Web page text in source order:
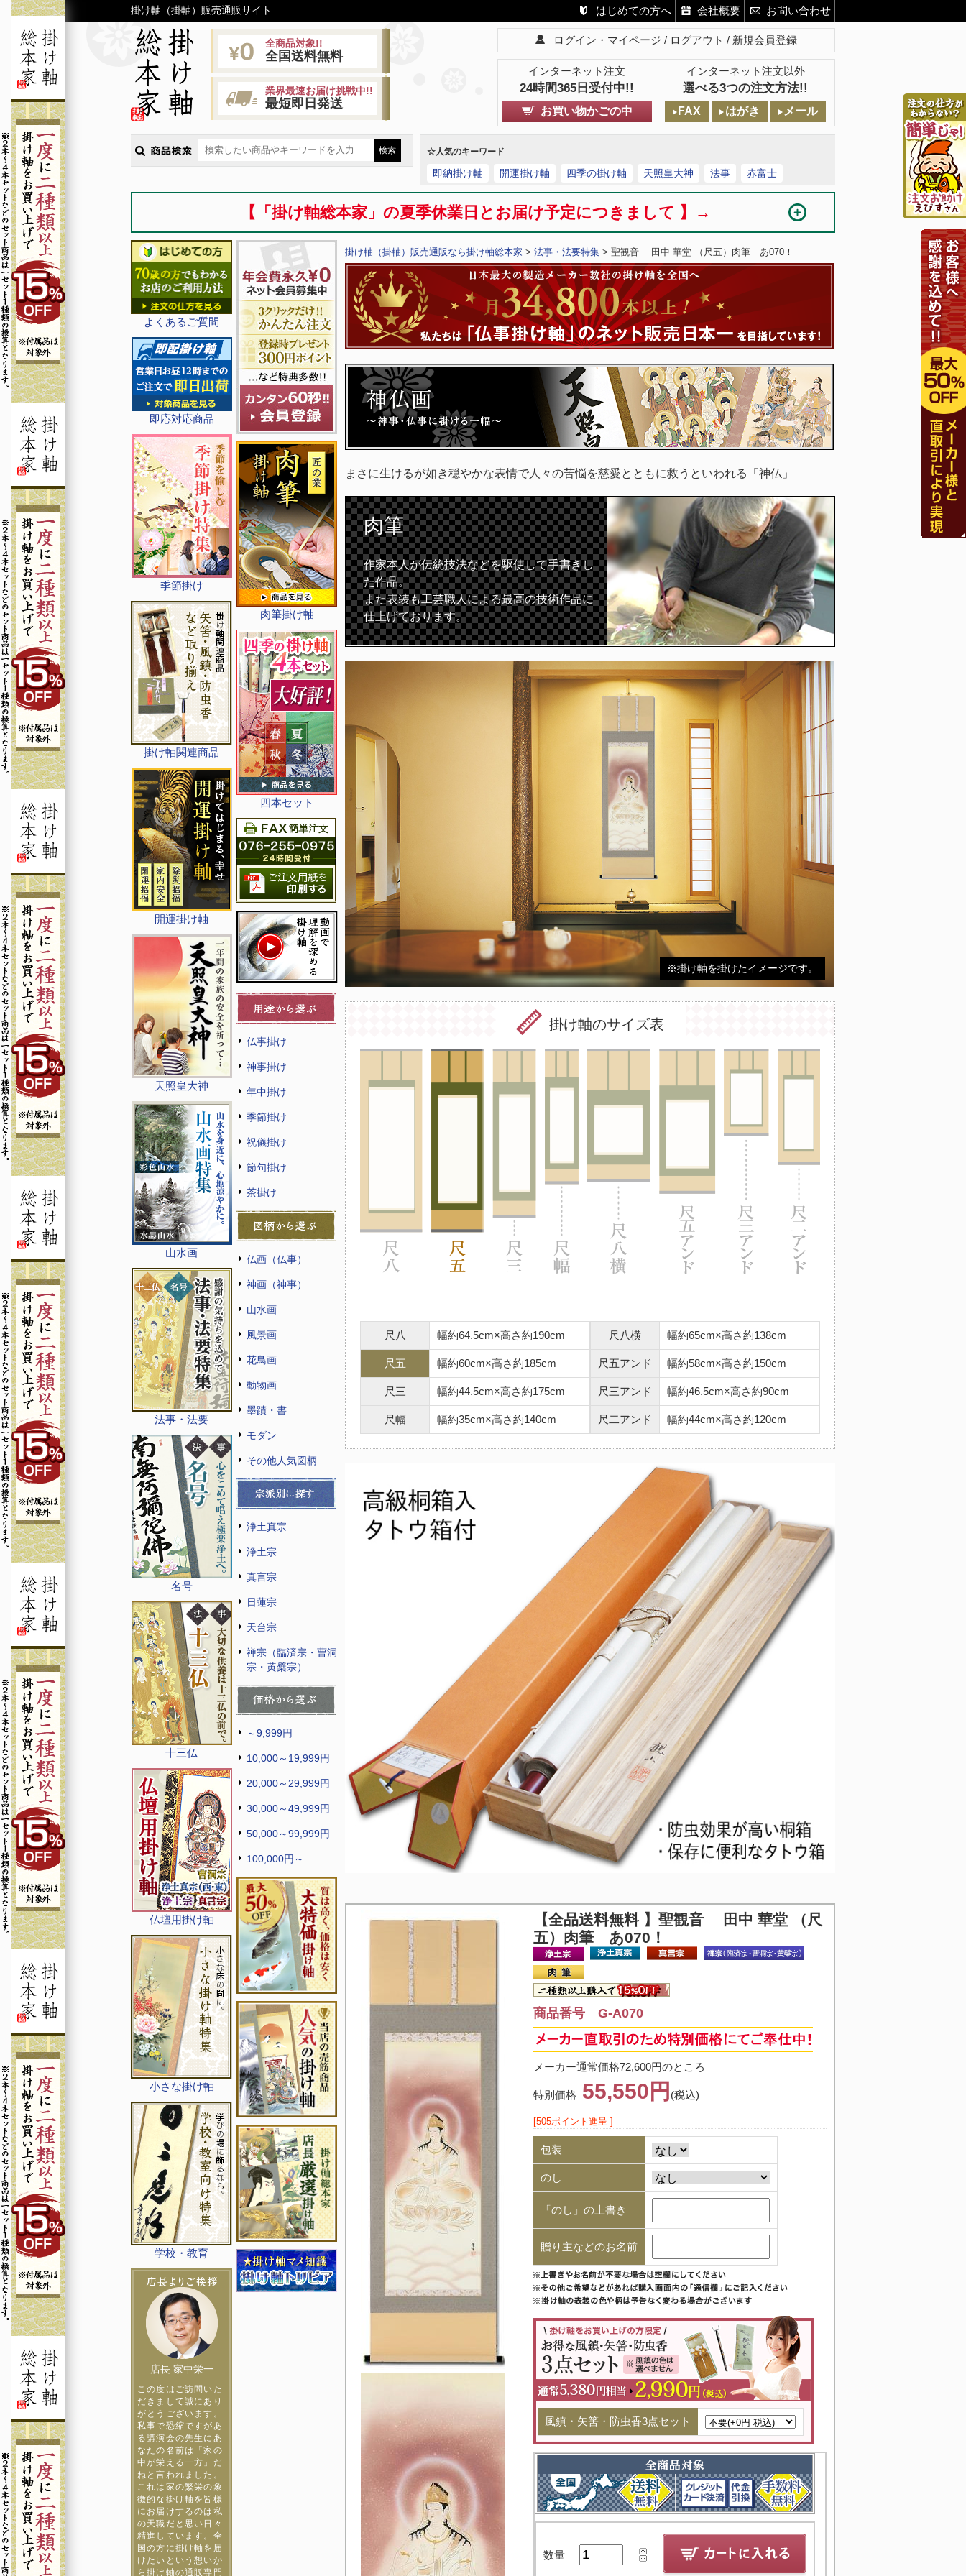
掛け軸（掛軸）販売通販サイト はじめての方へ 会社概要 お問い合わせ
全商品対象!!
全国送料無料
業界最速お届け挑戦中!!
最短即日発送
ログイン・マイページ ログアウト 新規会員登録
インターネット注文
24時間365日受付中!!
インターネット注文以外
選べる3つの注文方法!!
お買い物かごの中 FAX はがき メール
☆人気のキーワード
即納掛け軸 開運掛け軸 四季の掛け軸 天照皇大神 法事 赤富士
【「掛け軸総本家」の夏季休業日とお届け予定につきまして 】→
よくあるご質問
即応対応商品
季節掛け
掛け軸関連商品
開運掛け軸
天照皇大神
山水画
法事・法要
名号
十三仏
仏壇用掛け軸
小さな掛け軸
学校・教育
店長 家中栄一
この度はご訪問いた
だきまして誠にあり
がとうございます。
私事で恐縮ですがあ
る講演会の先生にあ
なたの名前は「家の
中が栄える一方」だ
ねと言われました。
これは家の繁栄の象
徴的な掛け軸を皆様
にお届けするのは私
の天職だと思い日々
精進しています。全
国の方に掛け軸を届
けたいという想いか
ら掛け軸の通販専門
肉筆掛け軸
四本セット
仏事掛け
神事掛け
年中掛け
季節掛け
祝儀掛け
節句掛け
茶掛け
仏画（仏事）
神画（神事）
山水画
風景画
花鳥画
動物画
墨蹟・書
モダン
その他人気図柄
浄土真宗
浄土宗
真言宗
日蓮宗
天台宗
禅宗（臨済宗・曹洞
宗・黄檗宗）
～9,999円
10,000～19,999円
20,000～29,999円
30,000～49,999円
50,000～99,999円
100,000円～
掛け軸（掛軸）販売通販なら掛け軸総本家 > 法事・法要特集 > 聖観音 田中 華堂 （尺五）肉筆 あ070！
まさに生けるが如き穏やかな表情で人々の苦悩を慈愛とともに救うといわれる「神仏」
肉筆
作家本人が伝統技法などを駆使して手書きし
た作品。
また表装も工芸職人による最高の技術作品に
仕上げております。
※掛け軸を掛けたイメージです。
掛け軸のサイズ表
尺八 幅約64.5cm×高さ約190cm
尺五 幅約60cm×高さ約185cm
尺三 幅約44.5cm×高さ約175cm
尺幅 幅約35cm×高さ約140cm
尺八横 幅約65cm×高さ約138cm
尺五アンド 幅約58cm×高さ約150cm
尺三アンド 幅約46.5cm×高さ約90cm
尺二アンド 幅約44cm×高さ約120cm
【全品送料無料 】 聖観音 田中 華堂 （尺
五）肉筆 あ070！
商品番号 G-A070
メーカー通常価格72,600円のところ
特別価格 55,550円 (税込)
[505ポイント進呈 ]
包装
のし
「のし」の上書き
贈り主などのお名前
風鎮・矢筈・防虫香3点セット
数量